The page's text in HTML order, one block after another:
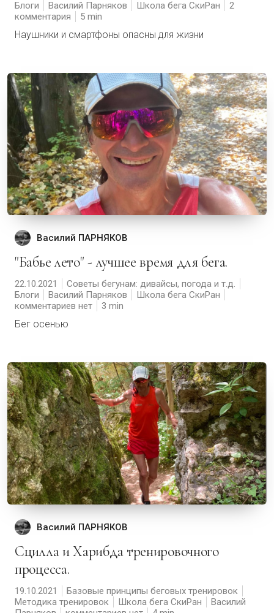
Блоги Василий Парняков Школа бега СкиРан
2
комментария
5
Наушники и смартфоны опасны для жизни
Василий ПАРНЯКОВ
"Бабье лето" - лучшее время для бега.
22.10.2021
Советы бегунам: дивайсы, погода и т.д.
Блоги
Василий Парняков
Школа бега СкиРан
комментариев нет
3
Бег осенью
Василий ПАРНЯКОВ
Сцилла и Харибда тренировочного
процесса.
19.10.2021
Базовые принципы беговых тренировок
Методика тренировок
Школа бега СкиРан
Василий